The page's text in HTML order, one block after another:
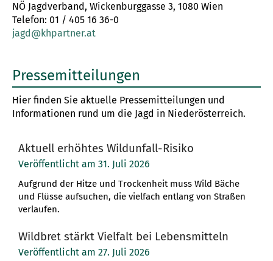
NÖ Jagdverband, Wickenburggasse 3, 1080 Wien
Telefon: 01 / 405 16 36-0
jagd@khpartner.at
Pressemitteilungen
Hier finden Sie aktuelle Pressemitteilungen und
Informationen rund um die Jagd in Niederösterreich.
Aktuell erhöhtes Wildunfall-Risiko
Veröffentlicht am 31. Juli 2026
Aufgrund der Hitze und Trockenheit muss Wild Bäche
und Flüsse aufsuchen, die vielfach entlang von Straßen
verlaufen.
Wildbret stärkt Vielfalt bei Lebensmitteln
Veröffentlicht am 27. Juli 2026